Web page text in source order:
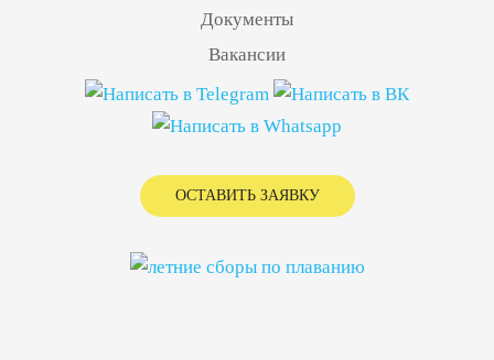
Документы
Вакансии
ОСТАВИТЬ ЗАЯВКУ